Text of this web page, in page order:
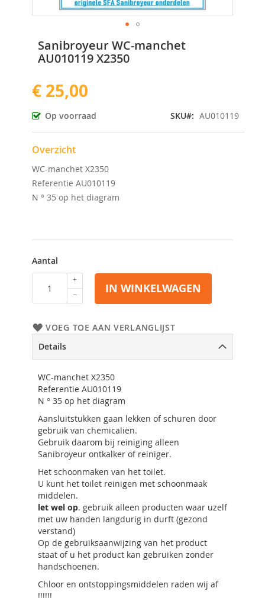
Sanibroyeur WC-manchet
AU010119 X2350
€ 25,00
Op voorraad SKU AU010119
Overzicht
WC-manchet X2350
Referentie AU010119
N ° 35 op het diagram
Aantal
IN WINKELWAGEN
VOEG TOE AAN VERLANGLIJST
naar
het
van
de
afbeeldingen-
gallerij
Details
WC-manchet X2350
Referentie AU010119
N ° 35 op het diagram
Aansluitstukken gaan lekken of schuren door
gebruik van chemicaliën.
Gebruik daarom bij reiniging alleen
Sanibroyeur ontkalker of reiniger.
Het schoonmaken van het toilet.
U kunt het toilet reinigen met schoonmaak
middelen.
let wel op. gebruik alleen producten waar uzelf
met uw handen langdurig in durft (gezond
verstand)
Op de gebruiksaanwijzing van het product
staat of u het product kan gebruiken zonder
handschoenen.
Chloor en ontstoppingsmiddelen raden wij af